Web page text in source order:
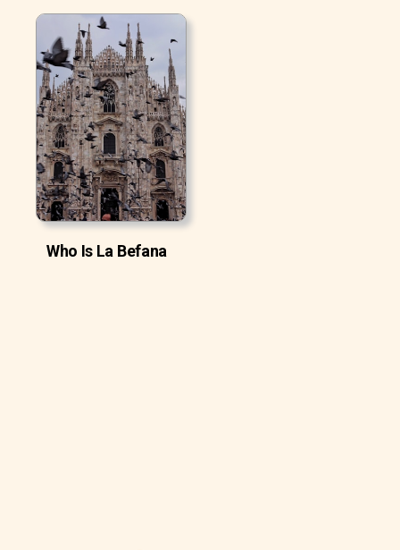
Who Is La Befana